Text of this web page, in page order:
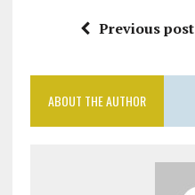
Previous post
ABOUT THE AUTHOR